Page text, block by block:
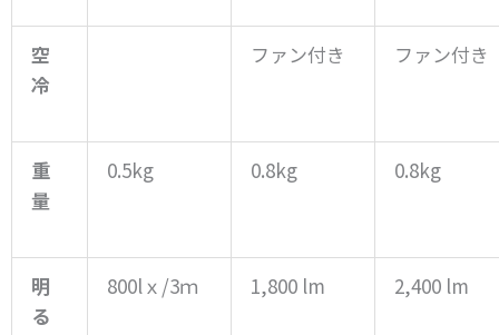
空
冷
ファン付き ファン付き
重
量
0.5kg 0.8kg 0.8kg
明
る
800lｘ/3ｍ 1,800 lm 2,400 lm